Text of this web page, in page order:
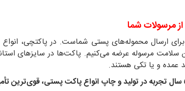
مرسولات شما
ارسال محموله‌های پستی شماست. در پاکتچی، انواع
عمده و یا تکی هستند.